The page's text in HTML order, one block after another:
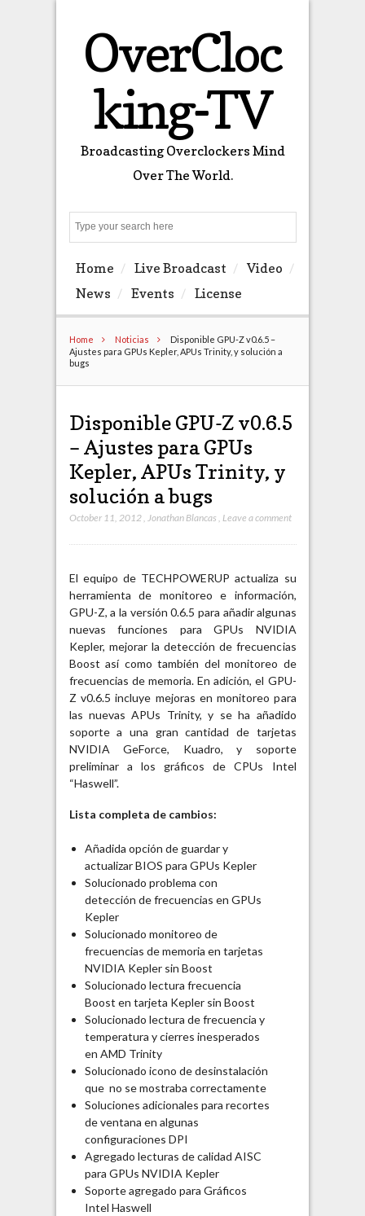
OverCloc
king-TV
Broadcasting Overclockers Mind
Over The World.
Home Live Broadcast
Video
News
Events License
Home Noticias
Disponible GPU-Z v0.6.5 –
Ajustes para GPUs Kepler, APUs Trinity, y solución a
bugs
Disponible GPU-Z v0.6.5
– Ajustes para GPUs
Kepler, APUs Trinity, y
solución a bugs
October 11, 2012, Jonathan Blancas Leave a comment
El equipo de TECHPOWERUP actualiza su
herramienta de monitoreo e información,
GPU-Z, a la versión 0.6.5 para añadir algunas
nuevas funciones para GPUs NVIDIA
Kepler, mejorar la detección de frecuencias
Boost así como también del monitoreo de
frecuencias de memoria. En adición, el GPU-
Z v0.6.5 incluye mejoras en monitoreo para
las nuevas APUs Trinity, y se ha añadido
soporte a una gran cantidad de tarjetas
NVIDIA GeForce, Kuadro, y soporte
preliminar a los gráficos de CPUs Intel
“Haswell”.
Lista completa de cambios:
Añadida opción de guardar y
actualizar BIOS para GPUs Kepler
Solucionado problema con
detección de frecuencias en GPUs
Kepler
Solucionado monitoreo de
frecuencias de memoria en tarjetas
NVIDIA Kepler sin Boost
Solucionado lectura frecuencia
Boost en tarjeta Kepler sin Boost
Solucionado lectura de frecuencia y
temperatura y cierres inesperados
en AMD Trinity
Solucionado icono de desinstalación
que no se mostraba correctamente
Soluciones adicionales para recortes
de ventana en algunas
configuraciones DPI
Agregado lecturas de calidad AISC
para GPUs NVIDIA Kepler
Soporte agregado para Gráficos
Intel Haswell